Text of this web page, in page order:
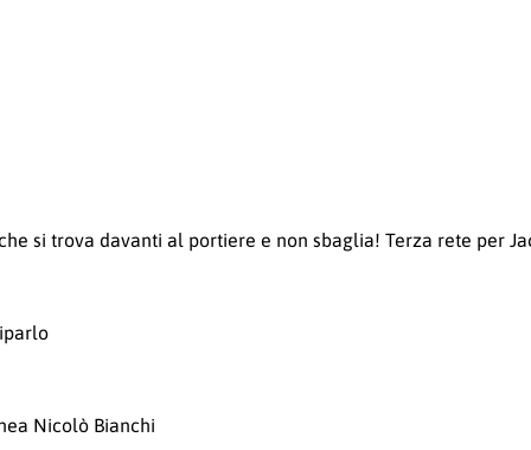
si trova davanti al portiere e non sbaglia! Terza rete per
Nicolò Bianchi